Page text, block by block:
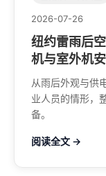
2026-07-26
纽约雷雨后
机与室外机
从雨后外观与供
业人员的情形，
备。
阅读全文 →